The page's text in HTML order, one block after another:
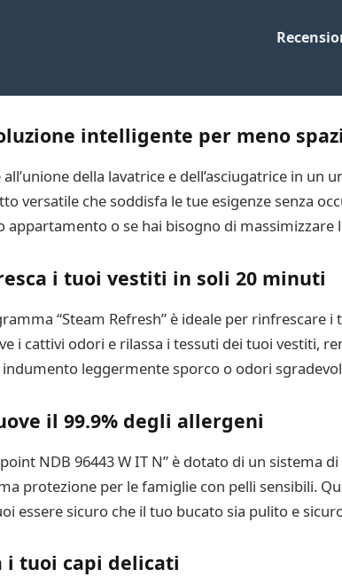
intelligente per meno
all’unione della lavatrice e dell’asciugatrice in
versatile che soddisfa le tue esigenze senza
appartamento o se hai bisogno di massimizzare
i tuoi vestiti in soli 20 minuti
“Steam Refresh” è ideale per rinfrescare
i cattivi odori e rilassa i tessuti dei tuoi vestiti,
indumento leggermente sporco o odori
il 99.9% degli allergeni
NDB 96443 W IT N” è dotato di un sistema
protezione per le famiglie con pelli sensibili.
essere sicuro che il tuo bucato sia pulito e
i tuoi capi delicati